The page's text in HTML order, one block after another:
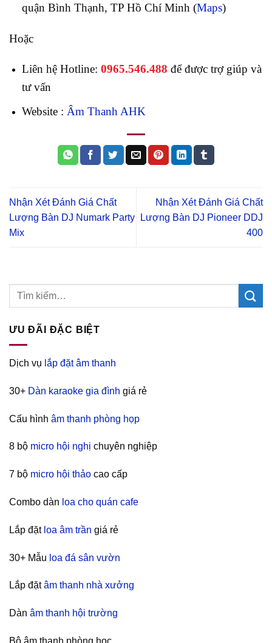
quận Bình Thạnh, TP Hồ Chí Minh (Maps)
Hoặc
Liên hệ Hotline: 0965.546.488 để được trợ giúp và
tư vấn
Website : Âm Thanh AHK
Nhận Xét Đánh Giá Chất
Lượng Bàn DJ Numark Party
Mix
Nhận Xét Đánh Giá Chất
Lượng Bàn DJ Pioneer DDJ
400
ƯU ĐÃI ĐẶC BIỆT
Dịch vụ lắp đặt âm thanh
30+ Dàn karaoke gia đình giá rẻ
Cấu hình âm thanh phòng họp
8 bộ micro hội nghị chuyên nghiệp
7 bộ micro hội thảo cao cấp
Combo dàn loa cho quán cafe
Lắp đặt loa âm trần giá rẻ
30+ Mẫu loa đá sân vườn
Lắp đặtâm thanh nhà xưởng
Dàn âm thanh hội trường
Bộ âm thanh phòng học